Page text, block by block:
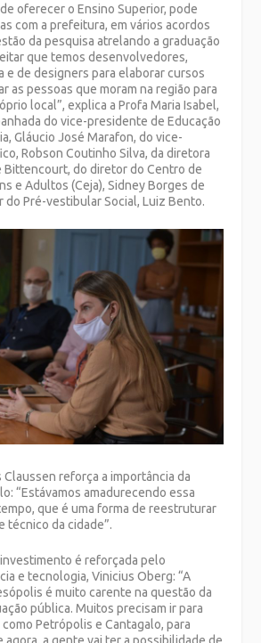
oferecer o Ensino Superior, pode
com a prefeitura, em vários acordos
da pesquisa atrelando a graduação
que temos desenvolvedores,
e de designers para elaborar cursos
as pessoas que moram na região para
local”, explica a Profa Maria Isabel,
do vice-presidente de Educação
Gláucio José Marafon, do vice-
Robson Coutinho Silva, da diretora
Bittencourt, do diretor do Centro de
e Adultos (Ceja), Sidney Borges de
do Pré-vestibular Social, Luiz Bento.
reforça a importância da
“Estávamos amadurecendo essa
que é uma forma de reestruturar
técnico da cidade”.
é reforçada pelo
e tecnologia, Vinicius Oberg: “A
é muito carente na questão da
pública. Muitos precisam ir para
Petrópolis e Cantagalo, para